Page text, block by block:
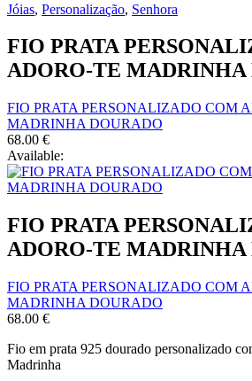
Jóias, Personalização, Senhora
FIO PRATA
ADORO-TE MADRINHA
FIO PRATA PERSONALIZADO COM
MADRINHA DOURADO
68.00 €
Available:
FIO PRATA
ADORO-TE MADRINHA
FIO PRATA PERSONALIZADO COM
MADRINHA DOURADO
68.00 €
Fio em prata 925 dourado personalizado
Madrinha